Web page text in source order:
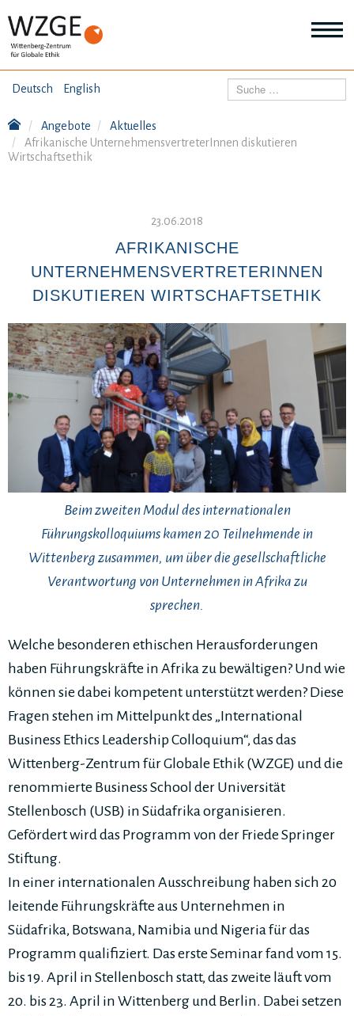
Deutsch English THEMEN
Suchen
Angebote
Aktuelles
Afrikanische UnternehmensvertreterInnen diskutieren
Wirtschaftsethik
23.06.2018
AFRIKANISCHE
UNTERNEHMENSVERTRETERINNEN
DISKUTIEREN WIRTSCHAFTSETHIK
Beim zweiten Modul des internationalen
Führungskolloquiums kamen 20 Teilnehmende in
Wittenberg zusammen, um über die gesellschaftliche
Verantwortung von Unternehmen in Afrika zu
sprechen.
Welche besonderen ethischen Herausforderungen
haben Führungskräfte in Afrika zu bewältigen? Und wie
können sie dabei kompetent unterstützt werden? Diese
Fragen stehen im Mittelpunkt des „International
Business Ethics Leadership Colloquium“, das das
Wittenberg-Zentrum für Globale Ethik (WZGE) und die
renommierte Business School der Universität
Stellenbosch (USB) in Südafrika organisieren.
Gefördert wird das Programm von der Friede Springer
Stiftung.
In einer internationalen Ausschreibung haben sich 20
leitende Führungskräfte aus Unternehmen in
Südafrika, Botswana, Namibia und Nigeria für das
Programm qualifiziert. Das erste Seminar fand vom 15.
bis 19. April in Stellenbosch statt, das zweite läuft vom
20. bis 23. April in Wittenberg und Berlin. Dabei setzen